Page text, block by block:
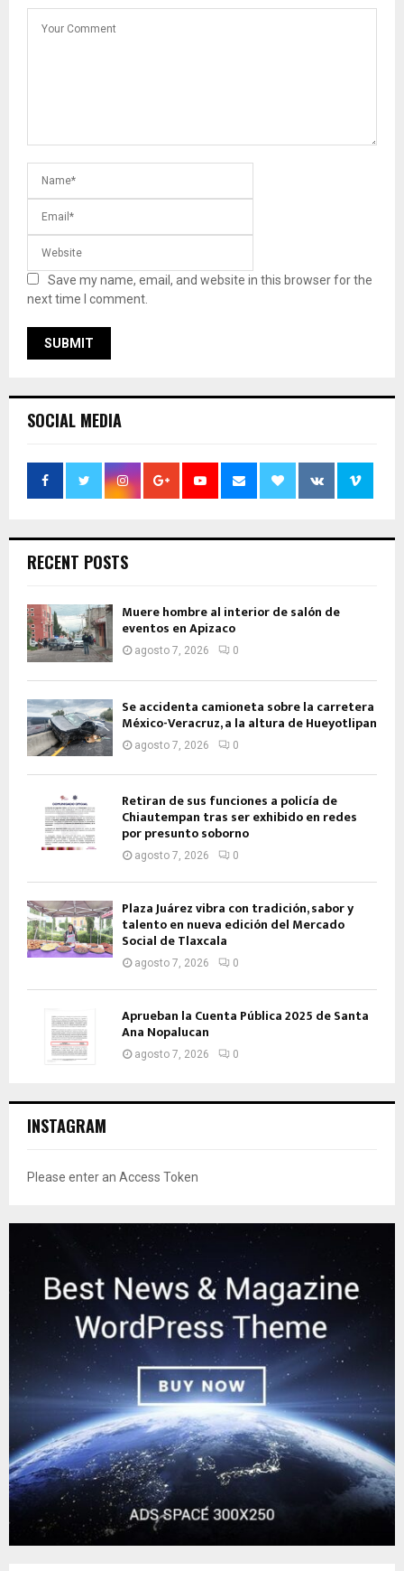
Save my name, email, and website in this browser for the
next time I comment.
SOCIAL MEDIA
RECENT POSTS
Muere hombre al interior de salón de
eventos en Apizaco
agosto 7, 2026 0
Se accidenta camioneta sobre la carretera
México-Veracruz, a la altura de Hueyotlipan
agosto 7, 2026 0
Retiran de sus funciones a policía de
Chiautempan tras ser exhibido en redes
por presunto soborno
agosto 7, 2026 0
Plaza Juárez vibra con tradición, sabor y
talento en nueva edición del Mercado
Social de Tlaxcala
agosto 7, 2026 0
Aprueban la Cuenta Pública 2025 de Santa
Ana Nopalucan
agosto 7, 2026 0
INSTAGRAM
Please enter an Access Token